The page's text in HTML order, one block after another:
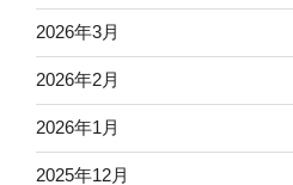
2026年3月
2026年2月
2026年1月
2025年12月